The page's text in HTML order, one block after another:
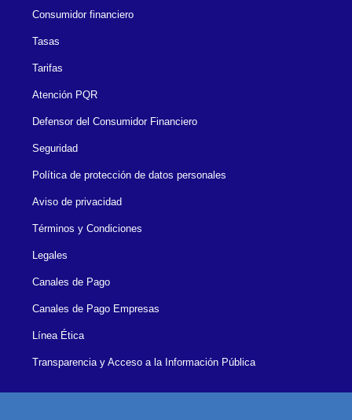
Consumidor financiero
Tasas
Tarifas
Atención PQR
Defensor del Consumidor Financiero
Seguridad
Política de protección de datos personales
Aviso de privacidad
Términos y Condiciones
Legales
Canales de Pago
Canales de Pago Empresas
Línea Ética
Transparencia y Acceso a la Información Pública